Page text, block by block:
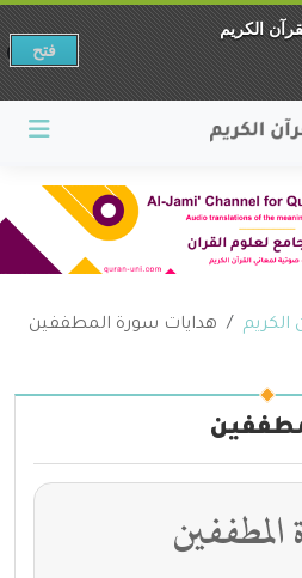
الكريم هدايات سورة المطففين
الكريم
فتح